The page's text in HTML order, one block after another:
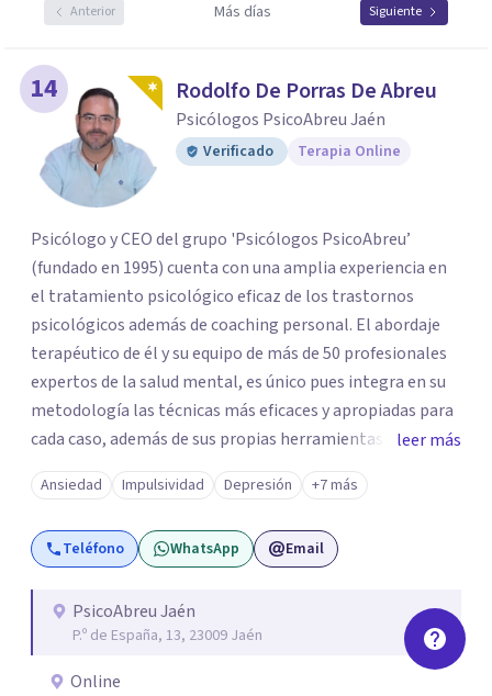
Anterior Más días Siguiente
14 Rodolfo De Porras De Abreu
Psicólogos PsicoAbreu Jaén
Verificado Terapia Online
Psicólogo y CEO del grupo 'Psicólogos PsicoAbreu’
(fundado en 1995) cuenta con una amplia experiencia en
el tratamiento psicológico eficaz de los trastornos
psicológicos además de coaching personal. El abordaje
terapéutico de él y su equipo de más de 50 profesionales
expertos de la salud mental, es único pues integra en su
metodología las técnicas más eficaces y apropiadas para
cada caso, además de sus propias herramientas y técnicas
psicológicas que le hacen un equipo de profesionales
único en su campo. Rodolfo de Porras hace énfasis en la
importancia de trabajar no solo el síntoma que trae a la
persona a consulta sino tratar la raíz del problema para
repetirse en el futuro.
leer más
Ansiedad Impulsividad Depresión +7 más
Teléfono WhatsApp Email
PsicoAbreu Jaén
P.º de España, 13, 23009 Jaén
Online